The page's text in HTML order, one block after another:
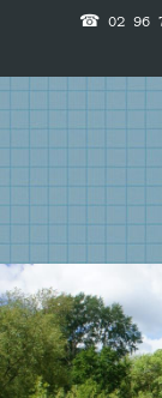
☎ 02 96